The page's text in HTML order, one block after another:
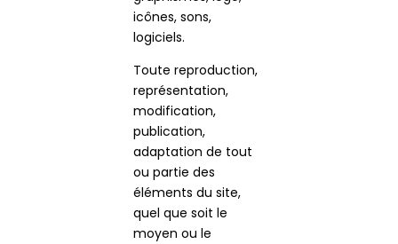
icônes, sons,
logiciels.
Toute reproduction,
représentation,
modification,
publication,
adaptation de tout
ou partie des
éléments du site,
quel que soit le
moyen ou le